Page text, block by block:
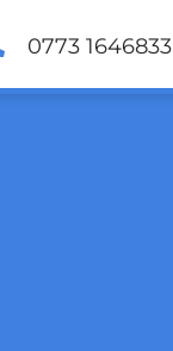
0773 1646833